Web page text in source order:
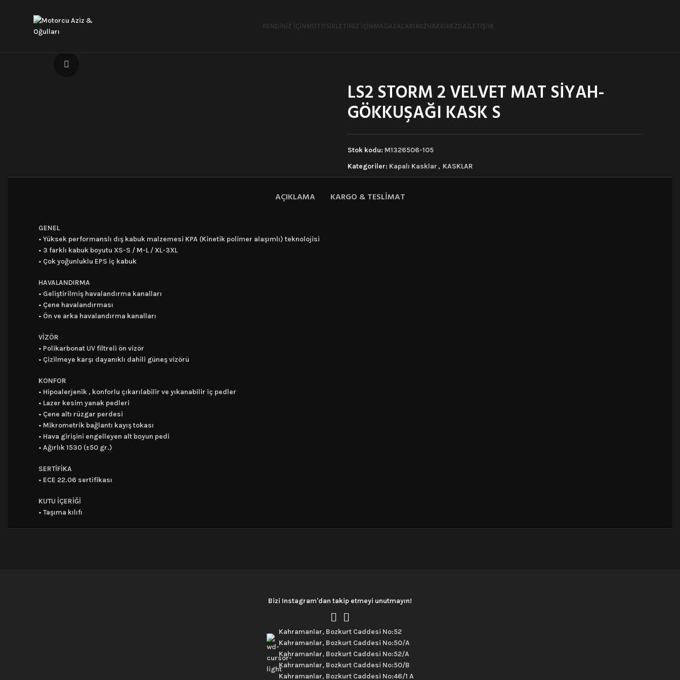
KENDINIZ İÇINMOTOSIKLETINIZ İÇINMAĞAZALARIMIZHAKKIMIZDAİLETIŞIM
LS2 STORM 2 VELVET MAT SİYAH-
GÖKKUŞAĞI KASK S
Stok kodu: M1326506-105
Kategoriler: Kapalı Kasklar , KASKLAR
AÇIKLAMA KARGO & TESLIMAT
GENEL
• Yüksek performanslı dış kabuk malzemesi KPA (Kinetik polimer alaşımlı) teknolojisi
• 3 farklı kabuk boyutu XS-S / M-L / XL-3XL
• Çok yoğunluklu EPS iç kabuk
HAVALANDIRMA
• Geliştirilmiş havalandırma kanalları
• Çene havalandırması
• Ön ve arka havalandırma kanalları
VİZÖR
• Polikarbonat UV filtreli ön vizör
• Çizilmeye karşı dayanıklı dahili güneş vizörü
KONFOR
• Hipoalerjenik , konforlu çıkarılabilir ve yıkanabilir iç pedler
• Lazer kesim yanak pedleri
• Çene altı rüzgar perdesi
• Mikrometrik bağlantı kayış tokası
• Hava girişini engelleyen alt boyun pedi
• Ağırlık 1530 (±50 gr.)
SERTİFİKA
• ECE 22.06 sertifikası
KUTU İÇERİĞİ
• Taşıma kılıfı
Bizi Instagram'dan takip etmeyi unutmayın!
Kahramanlar, Bozkurt Caddesi No:52
Kahramanlar, Bozkurt Caddesi No:50/A
Kahramanlar, Bozkurt Caddesi No:52/A
Kahramanlar, Bozkurt Caddesi No:50/B
Kahramanlar, Bozkurt Caddesi No:46/1 A